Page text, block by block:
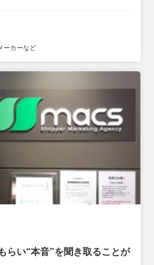
ーカーなど
らい“本音”を聞き取ることが